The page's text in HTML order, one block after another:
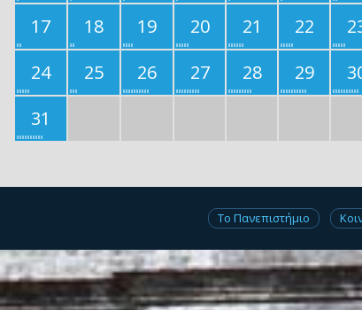
17
18 19 20 21 22
24
25 26 27 28 29
31
Το Πανεπιστήμιο